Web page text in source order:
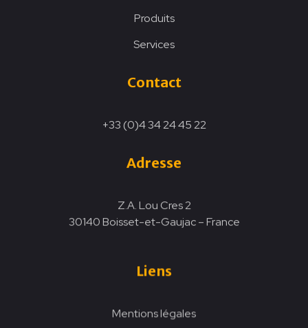
Produits
Services
Contact
+33 (0)4 34 24 45 22
Adresse
Z.A. Lou Cres 2
30140 Boisset-et-Gaujac – France
Liens
Mentions légales